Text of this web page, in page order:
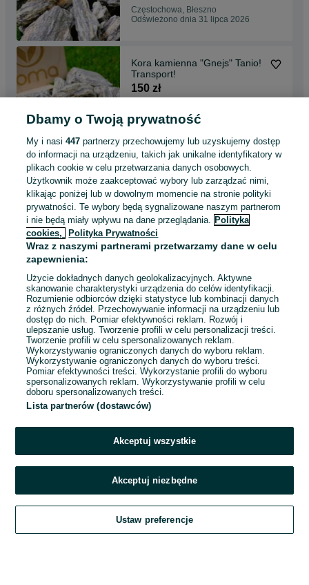
Częstochowa, Błeszno
Odświeżono dnia 31 lipca 2026
Kora kamienna "Gnejs" Tanio!
Transport!
150 zł
Warszawa, Bemowo
Odświeżono dnia 31 lipca 2026
Kora kamienna "Gnejs"
Kamienie ogrodowe !
Transport ! Tanio !
150 zł
Szczecinek
Odświeżono dnia 31 lipca 2026
1 ... 6 ... 20
Zadzwoń / SMS
Szukaj Obserwujesz Dodaj Czat Konto
Dbamy o Twoją prywatność
My i nasi447 partnerzy przechowujemy lub uzyskujemy dostęp
do informacji na urządzeniu, takich jak unikalne identyfikatory w
plikach cookie w celu przetwarzania danych osobowych.
Użytkownik może zaakceptować wybory lub zarządzać nimi,
klikając poniżej lub w dowolnym momencie na stronie polityki
prywatności. Te wybory będą sygnalizowane naszym partnerom
i nie będą miały wpływu na dane przeglądania. Polityka
cookies,
Polityka Prywatności
Wraz z naszymi partnerami przetwarzamy dane w celu
zapewnienia:
Użycie dokładnych danych geolokalizacyjnych. Aktywne
skanowanie charakterystyki urządzenia do celów identyfikacji.
Rozumienie odbiorców dzięki statystyce lub kombinacji danych
z różnych źródeł. Przechowywanie informacji na urządzeniu lub
dostęp do nich. Pomiar efektywności reklam. Rozwój i
ulepszanie usług. Tworzenie profili w celu personalizacji treści.
Tworzenie profili w celu spersonalizowanych reklam.
Wykorzystywanie ograniczonych danych do wyboru reklam.
Wykorzystywanie ograniczonych danych do wyboru treści.
Pomiar efektywności treści. Wykorzystanie profili do wyboru
spersonalizowanych reklam. Wykorzystywanie profili w celu
doboru spersonalizowanych treści.
Lista partnerów (dostawców)
Akceptuj wszystkie
Akceptuj niezbędne
Ustaw preferencje